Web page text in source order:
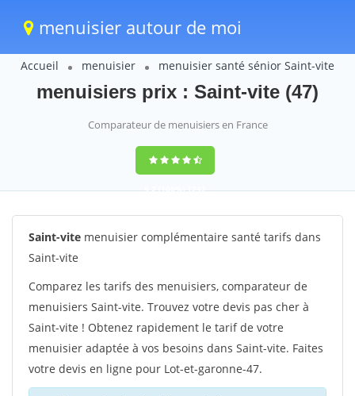
menuisier autour de moi
Accueil menuisier menuisier santé sénior Saint-vite
menuisiers prix : Saint-vite (47)
Comparateur de menuisiers en France
9,2(100%)1242
votes
Saint-vite menuisier complémentaire santé tarifs dans
Saint-vite
Comparez les tarifs des menuisiers, comparateur de
menuisiers Saint-vite. Trouvez votre devis pas cher à
Saint-vite ! Obtenez rapidement le tarif de votre
menuisier adaptée à vos besoins dans Saint-vite. Faites
votre devis en ligne pour Lot-et-garonne-47.